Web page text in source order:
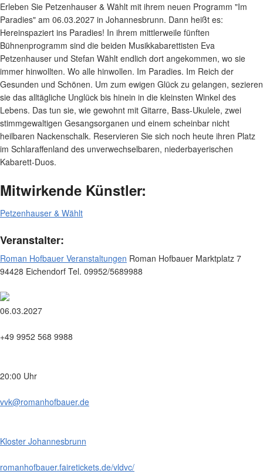
Erleben Sie Petzenhauser & Wählt mit ihrem neuen Programm "Im
Paradies" am 06.03.2027 in Johannesbrunn. Dann heißt es:
Hereinspaziert ins Paradies! In ihrem mittlerweile fünften
Bühnenprogramm sind die beiden Musikkabarettisten Eva
Petzenhauser und Stefan Wählt endlich dort angekommen, wo sie
immer hinwollten. Wo alle hinwollen. Im Paradies. Im Reich der
Gesunden und Schönen. Um zum ewigen Glück zu gelangen, sezieren
sie das alltägliche Unglück bis hinein in die kleinsten Winkel des
Lebens. Das tun sie, wie gewohnt mit Gitarre, Bass-Ukulele, zwei
stimmgewaltigen Gesangsorganen und einem scheinbar nicht
heilbaren Nackenschalk. Reservieren Sie sich noch heute ihren Platz
im Schlaraffenland des unverwechselbaren, niederbayerischen
Kabarett-Duos.
Mitwirkende Künstler:
Petzenhauser & Wählt
Veranstalter:
Roman Hofbauer Veranstaltungen Roman Hofbauer Marktplatz 7
94428 Eichendorf Tel. 09952/5689988
06.03.2027
+49 9952 568 9988
20:00 Uhr
vvk@romanhofbauer.de
Kloster Johannesbrunn
romanhofbauer.fairetickets.de/vldvc/